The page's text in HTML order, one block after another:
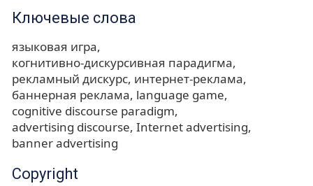
Ключевые слова
языковая игра
когнитивно-дискурсивная парадигма
рекламный дискурс интернет-реклама
баннерная реклама language game
cognitive discourse paradigm
advertising discourse Internet advertising
banner advertising
Copyright